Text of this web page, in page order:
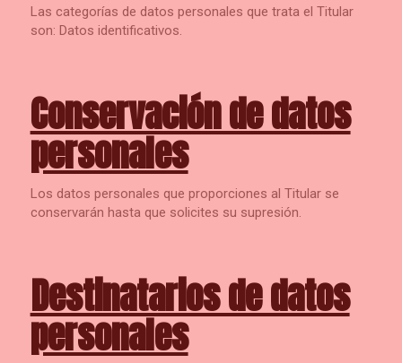
Las categorías de datos personales que trata el Titular
son: Datos identificativos.
Conservación de datos
personales
Los datos personales que proporciones al Titular se
conservarán hasta que solicites su supresión.
Destinatarios de datos
personales